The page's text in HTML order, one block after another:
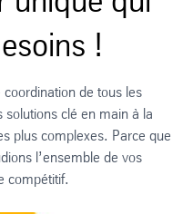
!
de tous les
solutions clé en main à la
plus complexes. Parce que
l’ensemble de vos
compétitif.